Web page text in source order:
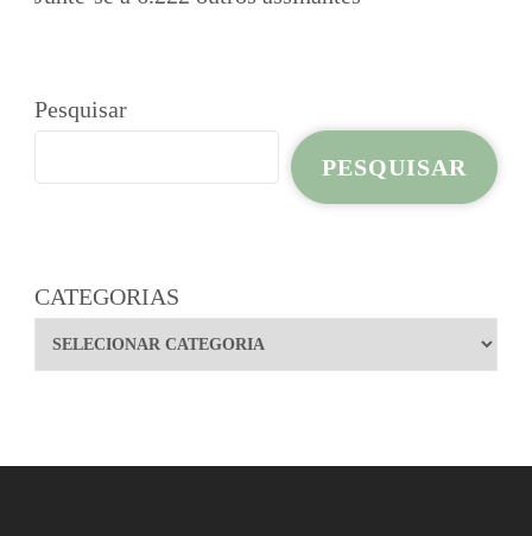
Pesquisar
PESQUISAR
CATEGORIAS